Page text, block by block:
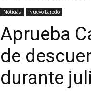
Noticias Nuevo Laredo
Aprueba
de
durante